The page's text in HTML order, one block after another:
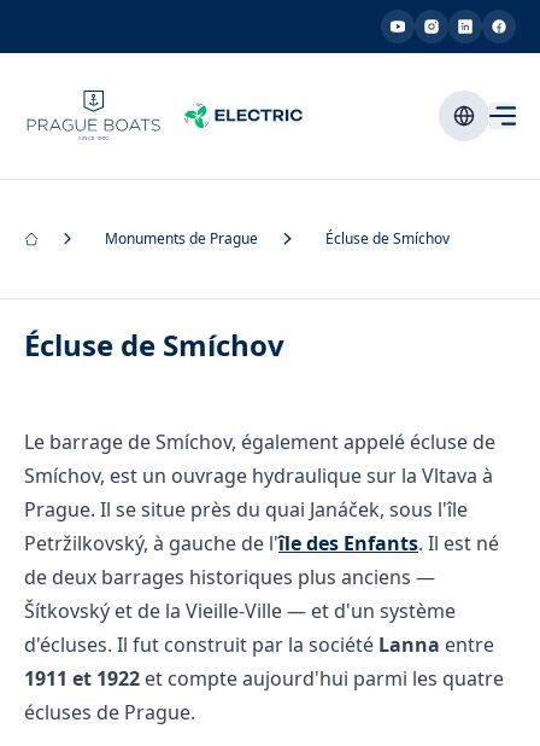
Monuments de Prague Écluse de Smíchov
Écluse de Smíchov
Le barrage de Smíchov, également appelé écluse de
Smíchov, est un ouvrage hydraulique sur la Vltava à
Prague. Il se situe près du quai Janáček, sous l'île
Petržilkovský, à gauche de l'île des Enfants. Il est né
de deux barrages historiques plus anciens —
Šítkovský et de la Vieille-Ville — et d'un système
d'écluses. Il fut construit par la société Lanna entre
1911 et 1922 et compte aujourd'hui parmi les quatre
écluses de Prague.